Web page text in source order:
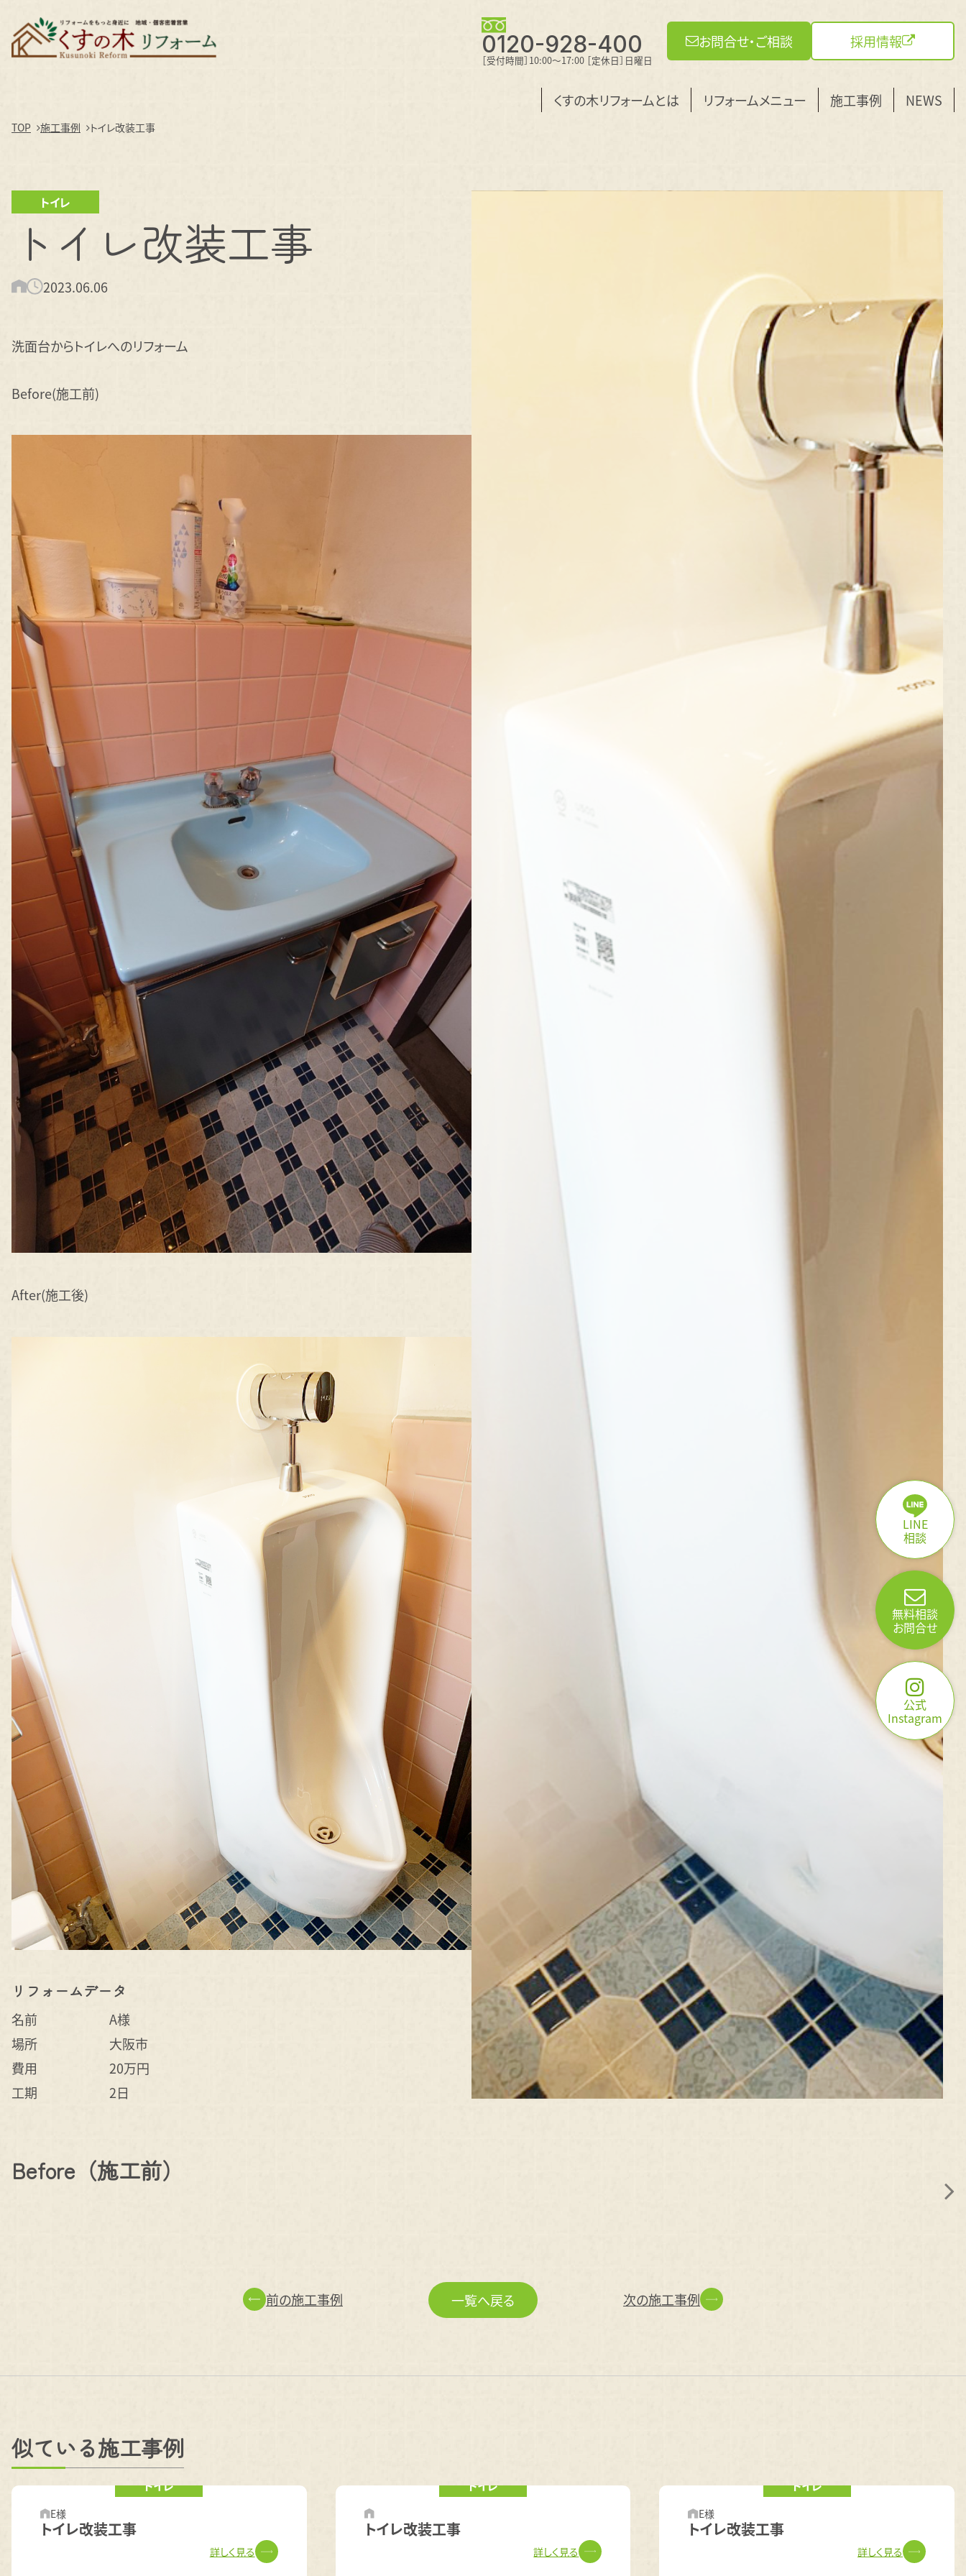
0120-928-400
［受付時間］10:00～17:00 ［定休日］日曜日
お問合せ・ご相談 採用情報
くすの木リフォームとは リフォームメニュー 施工事例 NEWS
LINE
相談
無料相談
お問合せ
公式
Instagram
TOP 施工事例 トイレ改装工事
トイレ
トイレ改装工事
2023.06.06
洗面台からトイレへのリフォーム
Before(施工前)
After(施工後)
リフォームデータ
名前
A様
場所
大阪市
費用
20万円
工期
2日
Before（施工前）
前の施工事例 一覧へ戻る 次の施工事例
似ている施工事例
トイレ
E様
トイレ改装工事
詳しく見る
トイレ
トイレ改装工事
詳しく見る
トイレ
E様
トイレ改装工事
詳しく見る